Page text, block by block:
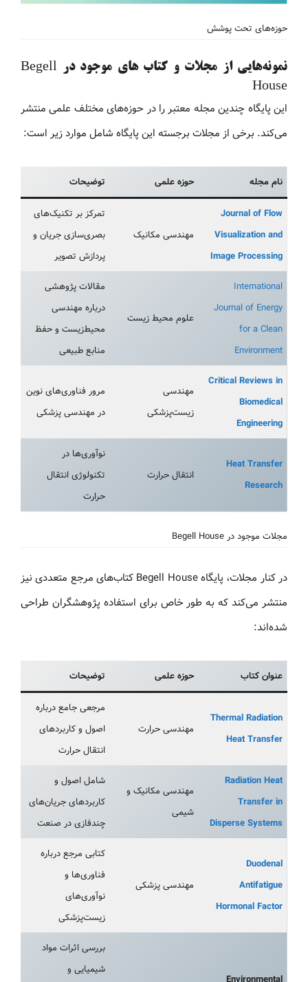
حوزه‌های تحت پوشش
نمونه‌هایی از مجلات و کتاب های موجود در Begell
House
این پایگاه چندین مجله معتبر را در حوزه‌های مختلف علمی منتشر
می‌کند. برخی از مجلات برجسته این پایگاه شامل موارد زیر است:
نام مجله حوزه علمی توضیحات
Journal of Flow
Visualization and
Image Processing
مهندسی مکانیک
تمرکز بر تکنیک‌های
بصری‌سازی جریان و
پردازش تصویر
International
Journal of Energy
for a Clean
Environment
علوم محیط‌ زیست
مقالات پژوهشی
درباره مهندسی
محیط‌زیست و حفظ
منابع طبیعی
Critical Reviews in
Biomedical
Engineering
مهندسی
زیست‌پزشکی
مرور فناوری‌های نوین
در مهندسی پزشکی
Heat Transfer
Research
انتقال حرارت
نوآوری‌ها در
تکنولوژی انتقال
حرارت
مجلات موجود در Begell House
در کنار مجلات، پایگاه Begell House کتاب‌های مرجع متعددی نیز
منتشر می‌کند که به طور خاص برای استفاده پژوهشگران طراحی
شده‌اند:
عنوان کتاب حوزه علمی توضیحات
Thermal Radiation
Heat Transfer
مهندسی حرارت
مرجعی جامع درباره
اصول و کاربردهای
انتقال حرارت
Radiation Heat
Transfer in
Disperse Systems
مهندسی مکانیک و
شیمی
شامل اصول و
کاربردهای جریان‌های
چندفازی در صنعت
Duodenal
Antifatigue
Hormonal Factor
مهندسی پزشکی
کتابی مرجع درباره
فناوری‌ها و
نوآوری‌های
زیست‌پزشکی
بررسی اثرات مواد
شیمیایی و